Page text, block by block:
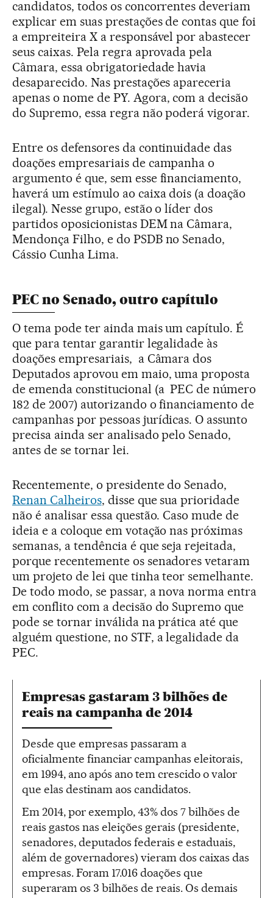
candidatos, todos os concorrentes deveriam
explicar em suas prestações de contas que foi
a empreiteira X a responsável por abastecer
seus caixas. Pela regra aprovada pela
Câmara, essa obrigatoriedade havia
desaparecido. Nas prestações apareceria
apenas o nome de PY. Agora, com a decisão
do Supremo, essa regra não poderá vigorar.
Entre os defensores da continuidade das
doações empresariais de campanha o
argumento é que, sem esse financiamento,
haverá um estímulo ao caixa dois (a doação
ilegal). Nesse grupo, estão o líder dos
partidos oposicionistas DEM na Câmara,
Mendonça Filho, e do PSDB no Senado,
Cássio Cunha Lima.
PEC no Senado, outro capítulo
O tema pode ter ainda mais um capítulo. É
que para tentar garantir legalidade às
doações empresariais, a Câmara dos
Deputados aprovou em maio, uma proposta
de emenda constitucional (a PEC de número
182 de 2007) autorizando o financiamento de
campanhas por pessoas jurídicas. O assunto
precisa ainda ser analisado pelo Senado,
antes de se tornar lei.
Recentemente, o presidente do Senado,
Renan Calheiros, disse que sua prioridade
não é analisar essa questão. Caso mude de
ideia e a coloque em votação nas próximas
semanas, a tendência é que seja rejeitada,
porque recentemente os senadores vetaram
um projeto de lei que tinha teor semelhante.
De todo modo, se passar, a nova norma entra
em conflito com a decisão do Supremo que
pode se tornar inválida na prática até que
alguém questione, no STF, a legalidade da
PEC.
Empresas gastaram 3 bilhões de
reais na campanha de 2014
Desde que empresas passaram a
oficialmente financiar campanhas eleitorais,
em 1994, ano após ano tem crescido o valor
que elas destinam aos candidatos.
Em 2014, por exemplo, 43% dos 7 bilhões de
reais gastos nas eleições gerais (presidente,
senadores, deputados federais e estaduais,
além de governadores) vieram dos caixas das
empresas. Foram 17.016 doações que
superaram os 3 bilhões de reais. Os demais